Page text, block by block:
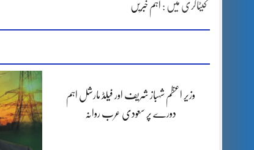
کیٹاگری میں : اہم خبریں
وزیر اعظم شہباز شریف اور فیلڈ مارشل اہم
دورے پر سعودی عرب روانہ